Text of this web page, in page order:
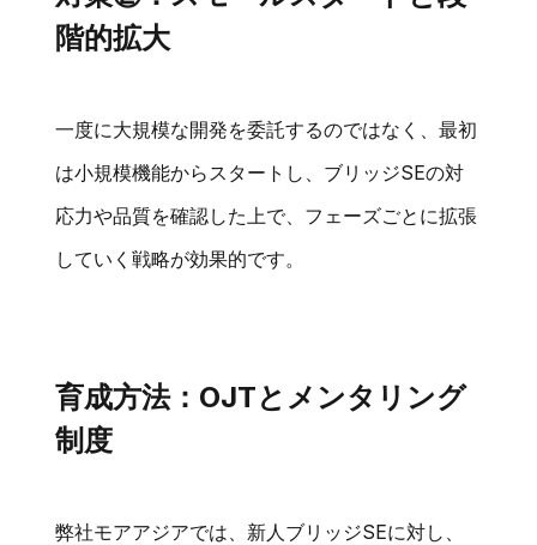
階的拡大
一度に大規模な開発を委託するのではなく、最初
は小規模機能からスタートし、ブリッジSEの対
応力や品質を確認した上で、フェーズごとに拡張
していく戦略が効果的です。
育成方法：OJTとメンタリング
制度
弊社モアアジアでは、新人ブリッジSEに対し、